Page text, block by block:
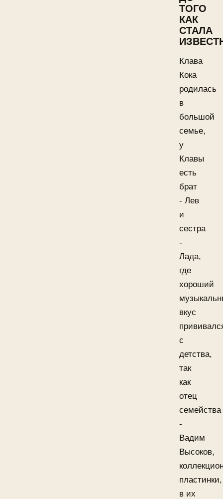
ТОГО
КАК
СТАЛА
Клава
Кока
родилась
в
большой
семье,
у
Клавы
есть
брат
- Лев
и
сестра
-
Лада,
где
хороший
вкус
с
детства,
так
как
отец
семейства
-
Вадим
Высоков,
пластинки,
в их